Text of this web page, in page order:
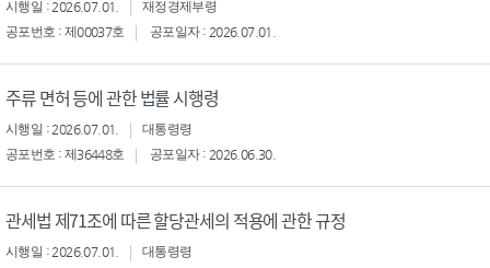
시행일 : 2026.07.01.
재정경제부령
공포번호 : 제00037호
공포일자 : 2026.07.01.
주류 면허 등에 관한 법률 시행령
시행일 : 2026.07.01.
대통령령
공포번호 : 제36448호
공포일자 : 2026.06.30.
관세법 제71조에 따른 할당관세의 적용에 관한 규정
시행일 : 2026.07.01.
대통령령